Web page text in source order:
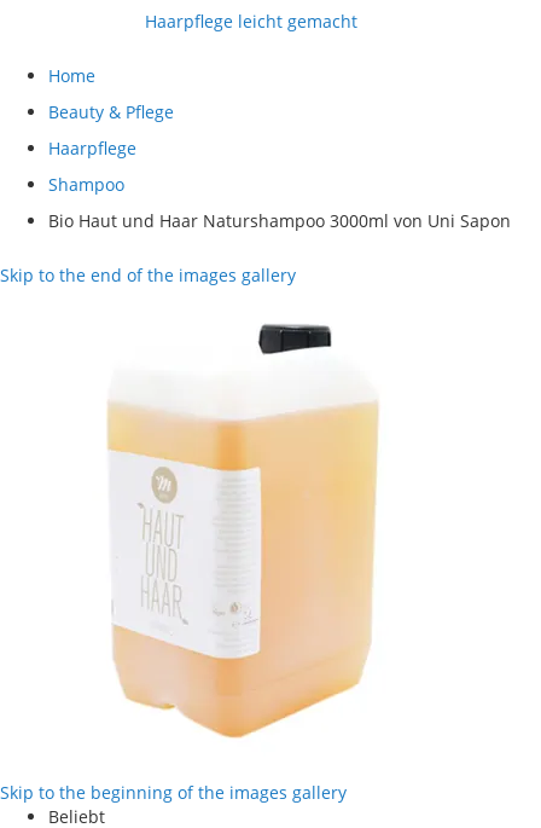
Haarpflege leicht gemacht
Home
Beauty & Pflege
Haarpflege
Shampoo
Bio Haut und Haar Naturshampoo 3000ml von Uni Sapon
Skip to the end of the images gallery
Skip to the beginning of the images gallery
Beliebt